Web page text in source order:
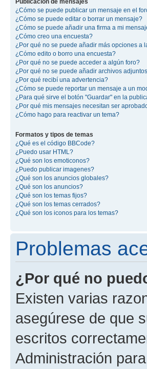
Publicación de mensajes
¿Cómo se puede publicar un mensaje en el
¿Cómo se puede editar o borrar un mensaje?
¿Cómo se puede añadir una firma a mi
¿Cómo creo una encuesta?
¿Por qué no se puede añadir más opciones a
¿Cómo edito o borro una encuesta?
¿Por qué no se puede acceder a algún foro?
¿Por qué no se puede añadir archivos
¿Por qué recibí una advertencia?
¿Cómo se puede reportar un mensaje a un
¿Para qué sirve el botón "Guardar" en la
¿Por qué mis mensajes necesitan ser
¿Cómo hago para reactivar un tema?
Formatos y tipos de temas
¿Qué es el código BBCode?
¿Puedo usar HTML?
¿Qué son los emoticonos?
¿Puedo publicar imagenes?
¿Qué son los anuncios globales?
¿Qué son los anuncios?
¿Qué son los temas fijos?
¿Qué son los temas cerrados?
¿Qué son los iconos para los temas?
Problemas
¿Por qué no
Existen varias
asegúrese de que
escritos
Administración